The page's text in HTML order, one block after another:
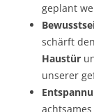
geplant
schärft den
Haustür
unserer